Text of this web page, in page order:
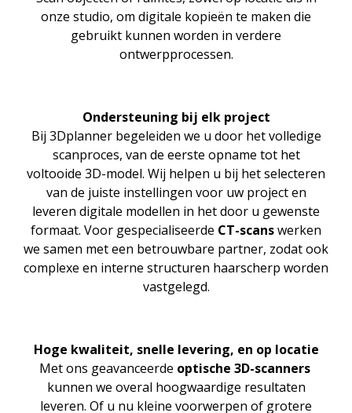
onze studio, om digitale kopieën te maken die
gebruikt kunnen worden in verdere
ontwerpprocessen.
Ondersteuning bij elk project
Bij 3Dplanner begeleiden we u door het volledige
scanproces, van de eerste opname tot het
voltooide 3D-model. Wij helpen u bij het selecteren
van de juiste instellingen voor uw project en
leveren digitale modellen in het door u gewenste
formaat. Voor gespecialiseerde CT-scanswerken
we samen met een betrouwbare partner, zodat ook
complexe en interne structuren haarscherp worden
vastgelegd.
Hoge kwaliteit, snelle levering, en op locatie
Met ons geavanceerde optische 3D-scanners
kunnen we overal hoogwaardige resultaten
leveren. Of u nu kleine voorwerpen of grotere